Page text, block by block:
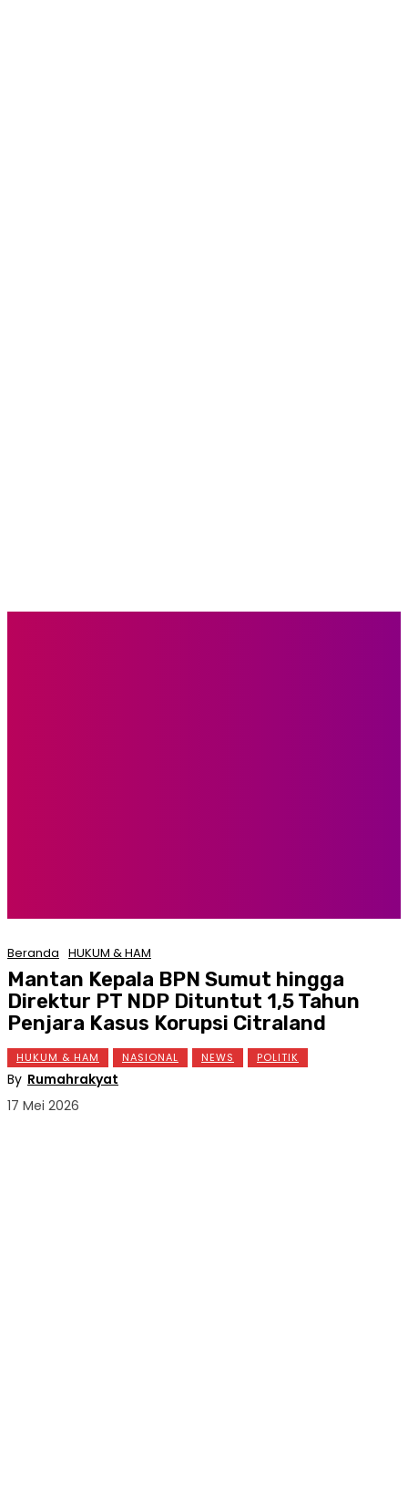
Beranda HUKUM & HAM
Mantan Kepala BPN Sumut hingga
Direktur PT NDP Dituntut 1,5 Tahun
Penjara Kasus Korupsi Citraland
HUKUM & HAM NASIONAL NEWS POLITIK
By Rumahrakyat
17 Mei 2026